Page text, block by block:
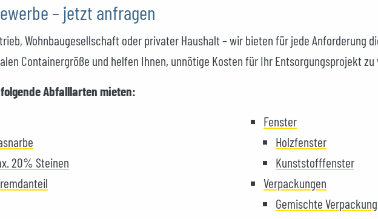
– jetzt anfragen
Wohnbaugesellschaft oder privater Haushalt – wir bieten für jede Anforderung
Containergröße und helfen Ihnen, unnötige Kosten für Ihr Entsorgungsprojekt zu
Abfalllarten mieten:
20% Steinen
Fenster
Holzfenster
Kunststofffenster
Verpackungen
Gemischte